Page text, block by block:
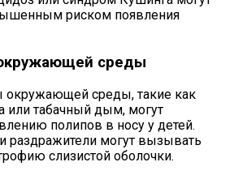
риском появления
среды
окружающей среды, такие как
или табачный дым, могут
полипов в носу у детей.
раздражители могут вызывать
слизистой оболочки.